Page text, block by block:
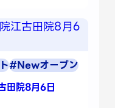
#Newオープン
田院8月6日